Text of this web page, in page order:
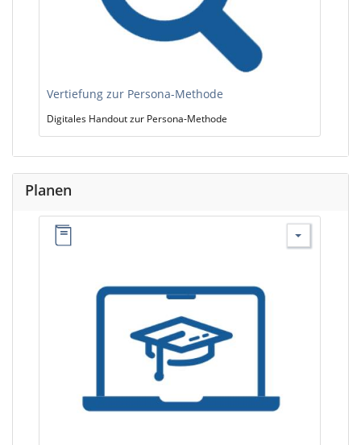
Vertiefung zur Persona-Methode
Digitales Handout zur Persona-Methode
Planen